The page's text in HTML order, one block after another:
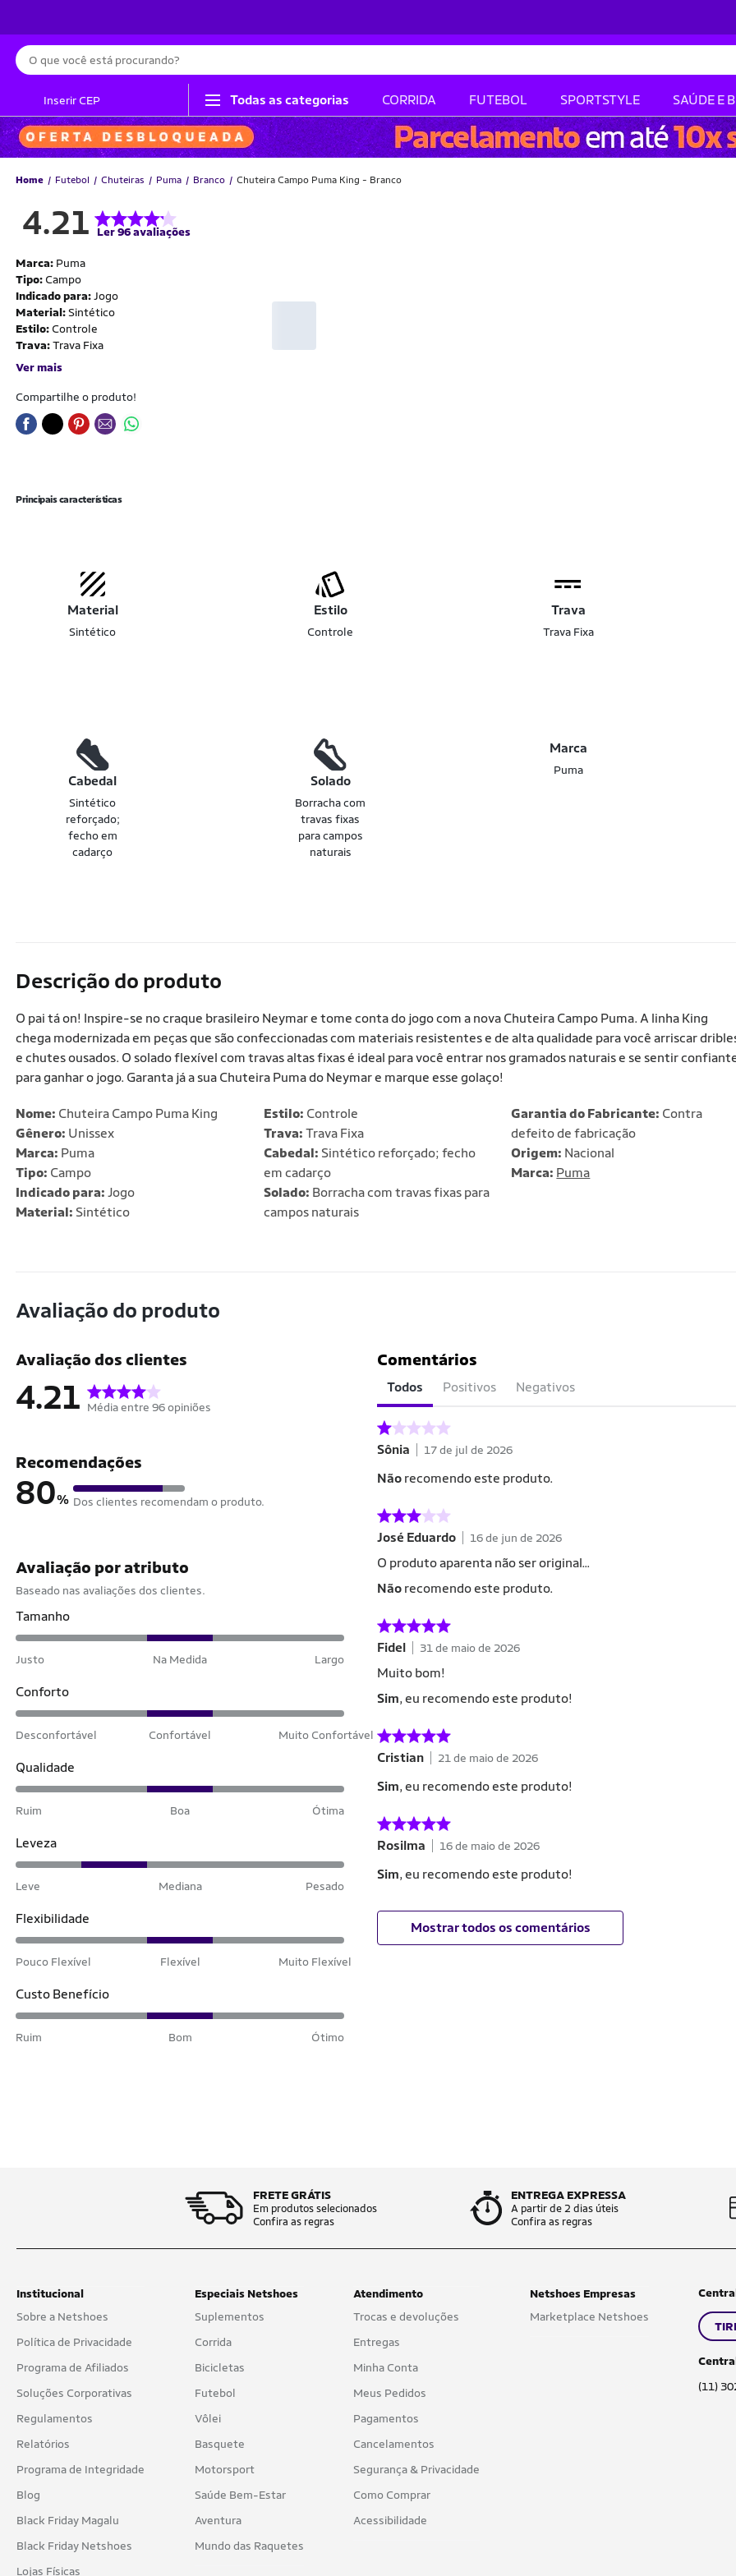
Busca
Inserir CEP Todas as categorias CORRIDA FUTEBOL SPORTSTYLE SAÚDE E
Home Futebol Chuteiras Puma Branco Chuteira Campo Puma King - Branco
4.21 Ler 96 avaliações
Marca: Puma
Tipo: Campo
Indicado para: Jogo
Material:Sintético
Estilo: Controle
Trava:Trava Fixa
Ver mais
Compartilhe o produto!
Principais características
Material
Sintético
Estilo
Controle
Trava
Trava Fixa
Cabedal
Sintético
reforçado;
fecho em
cadarço
Solado
Borracha com
travas fixas
para campos
naturais
Marca
Puma
Descrição do produto
O pai tá on! Inspire-se no craque brasileiro Neymar e tome conta do jogo com a nova Chuteira Campo Puma. A linha King
chega modernizada em peças que são confeccionadas com materiais resistentes e de alta qualidade para você arriscar
e chutes ousados. O solado flexível com travas altas fixas é ideal para você entrar nos gramados naturais e se sentir
para ganhar o jogo. Garanta já a sua Chuteira Puma do Neymar e marque esse golaço!
Nome: Chuteira Campo Puma King
Gênero: Unissex
Marca: Puma
Tipo: Campo
Indicado para: Jogo
Material: Sintético
Estilo: Controle
Trava: Trava Fixa
Cabedal: Sintético reforçado; fecho
em cadarço
Solado: Borracha com travas fixas para
campos naturais
Garantia do Fabricante: Contra
defeito de fabricação
Origem: Nacional
Marca: Puma
Avaliação do produto
Avaliação dos clientes
4.21 Média entre 96 opiniões
Recomendações
80% Dos clientes recomendam o produto.
Avaliação por atributo
Baseado nas avaliações dos clientes.
Tamanho
Justo Na Medida Largo
Conforto
Desconfortável Confortável Muito Confortável
Qualidade
Ruim Boa Ótima
Leveza
Leve Mediana Pesado
Flexibilidade
Pouco Flexível Flexível Muito Flexível
Custo Benefício
Ruim Bom Ótimo
Comentários
Todos Positivos Negativos
Sônia 17 de jul de 2026
Não recomendo este produto.
José Eduardo 16 de jun de 2026
O produto aparenta não ser original...
Não recomendo este produto.
Fidel 31 de maio de 2026
Muito bom!
Sim, eu recomendo este produto!
Cristian 21 de maio de 2026
Sim, eu recomendo este produto!
Rosilma 16 de maio de 2026
Sim, eu recomendo este produto!
Mostrar todos os comentários
FRETE GRÁTIS
Em produtos selecionados
Confira as regras
ENTREGA EXPRESSA
A partir de 2 dias úteis
Confira as regras
Institucional
Sobre a Netshoes
Política de Privacidade
Programa de Afiliados
Soluções Corporativas
Regulamentos
Relatórios
Programa de Integridade
Blog
Black Friday Magalu
Black Friday Netshoes
Lojas Físicas
Especiais Netshoes
Suplementos
Corrida
Bicicletas
Futebol
Vôlei
Basquete
Motorsport
Saúde Bem-Estar
Aventura
Mundo das Raquetes
Atendimento
Trocas e devoluções
Entregas
Minha Conta
Meus Pedidos
Pagamentos
Cancelamentos
Segurança & Privacidade
Como Comprar
Acessibilidade
Netshoes Empresas
Marketplace Netshoes
(11)